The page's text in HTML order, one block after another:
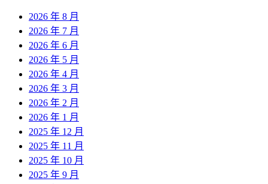
2026 年 8 月
2026 年 7 月
2026 年 6 月
2026 年 5 月
2026 年 4 月
2026 年 3 月
2026 年 2 月
2026 年 1 月
2025 年 12 月
2025 年 11 月
2025 年 10 月
2025 年 9 月